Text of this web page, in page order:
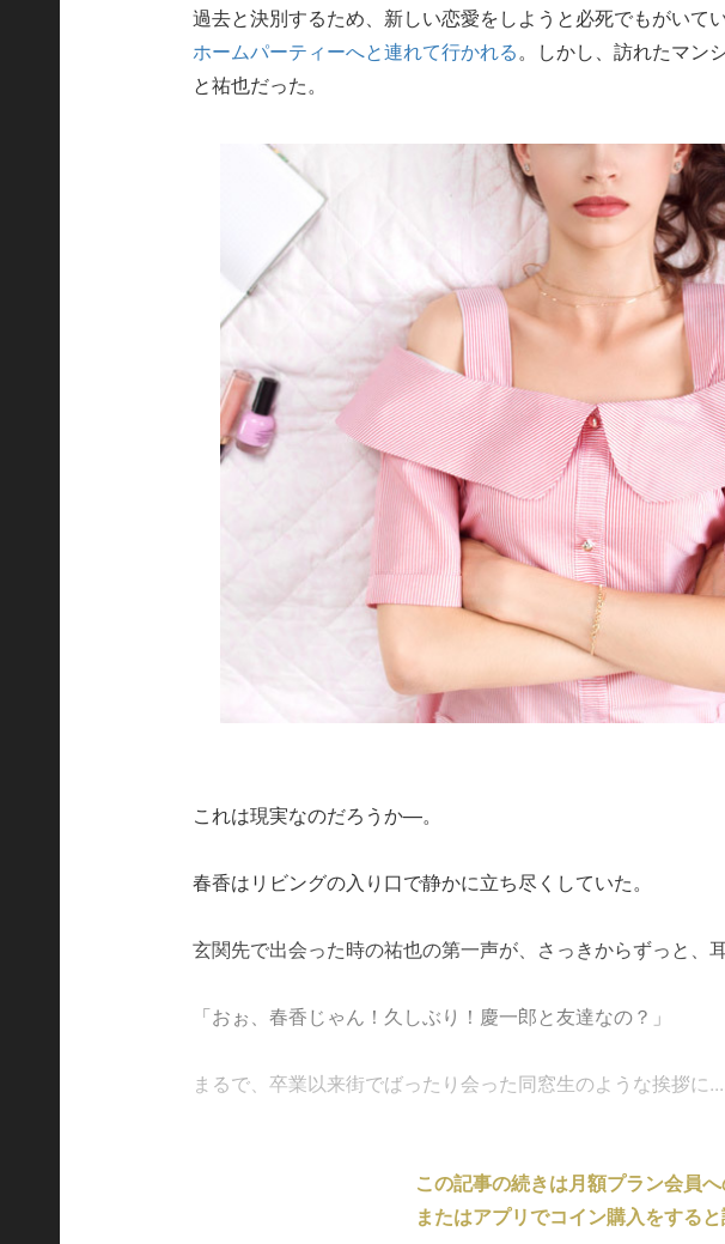
過去と決別するため、新しい恋愛をしようと必死でもがいて
ホームパーティーへと連れて行かれる。しかし、訪れたマン
と祐也だった。
これは現実なのだろうか—。
春香はリビングの入り口で静かに立ち尽くしていた。
玄関先で出会った時の祐也の第一声が、さっきからずっと、
「おぉ、春香じゃん！久しぶり！慶一郎と友達なの？」
まるで、卒業以来街でばったり会った同窓生のような挨拶に
この記事の続きは月額プラン会員へ
またはアプリでコイン購入をする